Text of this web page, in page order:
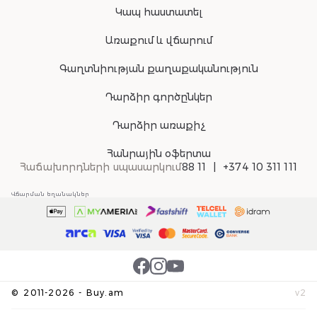
Կապ հաստատել
Առաքում և վճարում
Գաղտնիության քաղաքականություն
Դարձիր գործընկեր
Դարձիր առաքիչ
Հանրային օֆերտա
Հաճախորդների սպասարկում88 11 +374 10 311 111
© 2011-2026 - Buy.am v2
Վճարման եղանակներ